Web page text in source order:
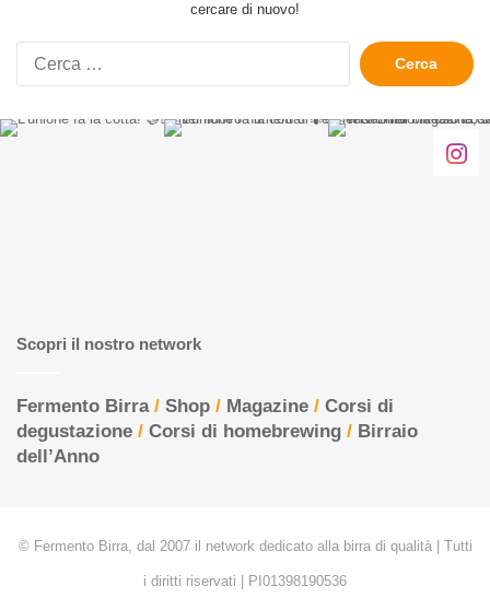
cercare di nuovo!
Ricerca
per:
Scopri il nostro network
Fermento Birra/ Shop / Magazine / Corsi di
degustazione / Corsi di homebrewing / Birraio
dell’Anno
© Fermento Birra, dal 2007 il network dedicato alla birra di qualità | Tutti
i diritti riservati | PI01398190536